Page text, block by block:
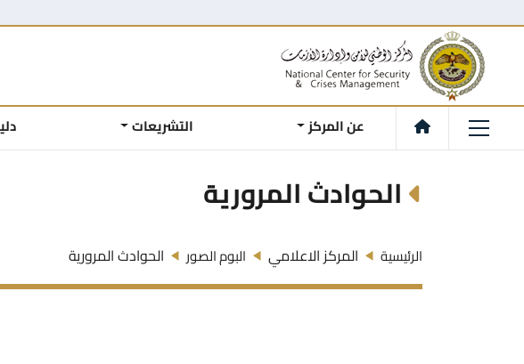
عن المركز التشريعات
الحوادث المرورية
الرئيسية المركز الاعلامي البوم الصور الحوادث المرورية